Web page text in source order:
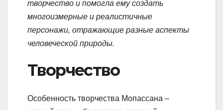
творчество и помогла ему создать
многоизмерные и реалистичные
персонажи, отражающие разные аспекты
человеческой природы.
Творчество
Особенность творчества Мопассана –